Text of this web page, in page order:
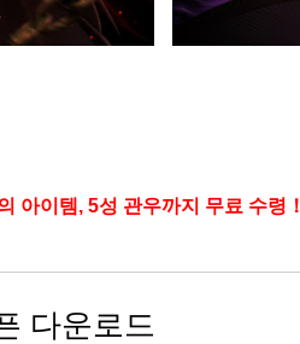
이템, 5성 관우까지 무료 수령！
！
다운로드